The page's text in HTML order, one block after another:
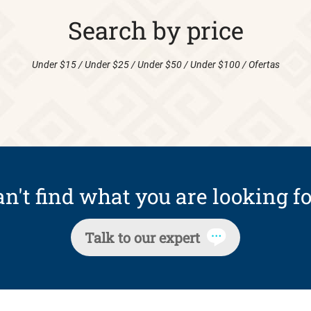
Search by price
Under $15/Under $25/Under $50/Under $100/Ofertas
find what you are looking
Talk to our expert